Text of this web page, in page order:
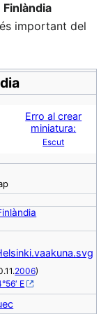
Finlàndia
important del
Erro al crear
miniatura:
Escut
2006)
E